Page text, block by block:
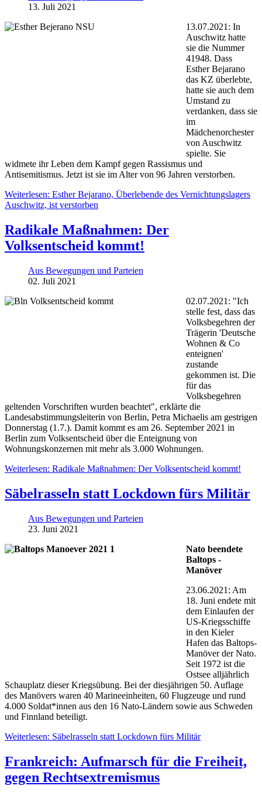
13. Juli 2021
13.07.2021: In
Auschwitz hatte
sie die Nummer
41948. Dass
Esther Bejarano
das KZ überlebte,
hatte sie auch dem
Umstand zu
verdanken, dass sie
im
Mädchenorchester
von Auschwitz
spielte. Sie
widmete ihr Leben dem Kampf gegen Rassismus und
Antisemitismus. Jetzt ist sie im Alter von 96 Jahren verstorben.
Weiterlesen: Esther Bejarano, Überlebende des Vernichtungslagers
Auschwitz, ist verstorben
Radikale Maßnahmen: Der
Volksentscheid kommt!
Aus Bewegungen und Parteien
02. Juli 2021
02.07.2021: "Ich
stelle fest, dass das
Volksbegehren der
Trägerin 'Deutsche
Wohnen & Co
enteignen'
zustande
gekommen ist. Die
für das
Volksbegehren
geltenden Vorschriften wurden beachtet", erklärte die
Landesabstimmungsleiterin von Berlin, Petra Michaelis am gestrigen
Donnerstag (1.7.). Damit kommt es am 26. September 2021 in
Berlin zum Volksentscheid über die Enteignung von
Wohnungskonzernen mit mehr als 3.000 Wohnungen.
Weiterlesen: Radikale Maßnahmen: Der Volksentscheid kommt!
Säbelrasseln statt Lockdown fürs Militär
Aus Bewegungen und Parteien
23. Juni 2021
Nato beendete
Baltops -
Manöver
23.06.2021: Am
18. Juni endete mit
dem Einlaufen der
US-Kriegsschiffe
in den Kieler
Hafen das Baltops-
Manöver der Nato.
Seit 1972 ist die
Ostsee alljährlich
Schauplatz dieser Kriegsübung. Bei der diesjährigen 50. Auflage
des Manövers waren 40 Marineeinheiten, 60 Flugzeuge und rund
4.000 Soldat*innen aus den 16 Nato-Ländern sowie aus Schweden
und Finnland beteiligt.
Weiterlesen: Säbelrasseln statt Lockdown fürs Militär
Frankreich: Aufmarsch für die Freiheit,
gegen Rechtsextremismus